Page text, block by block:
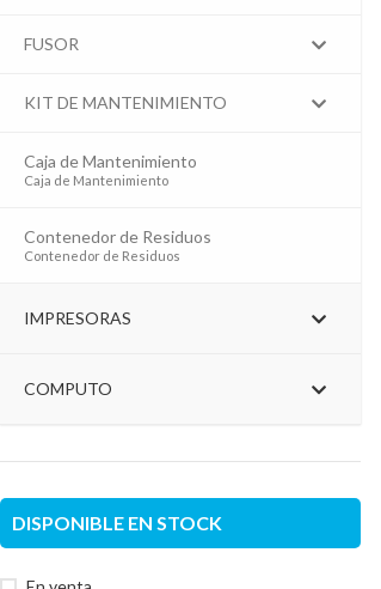
FUSOR
KIT DE MANTENIMIENTO
Caja de Mantenimiento
–
Caja de Mantenimiento
Contenedor de Residuos
–
Contenedor de Residuos
IMPRESORAS
COMPUTO
DISPONIBLE EN STOCK